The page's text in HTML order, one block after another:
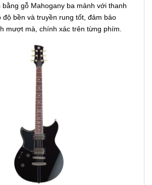
bằng gỗ Mahogany ba mảnh với thanh
độ bền và truyền rung tốt, đảm bảo
mượt mà, chính xác trên từng phím.